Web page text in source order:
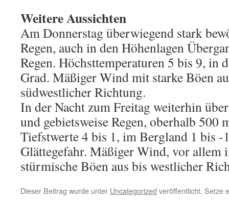
Weitere Aussichten
Am Donnerstag überwiegend stark
Regen, auch in den Höhenlagen
Regen. Höchsttemperaturen 5 bis 9, in
Grad. Mäßiger Wind mit starke Böen
südwestlicher Richtung.
In der Nacht zum Freitag weiterhin
und gebietsweise Regen, oberhalb 500
Tiefstwerte 4 bis 1, im Bergland 1 bis -
Glättegefahr. Mäßiger Wind, vor allem
stürmische Böen aus bis westlicher
Dieser Beitrag wurde unter Uncategorized veröffentlicht. Setze